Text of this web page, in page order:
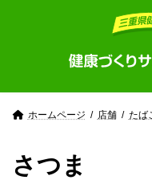
ホームページ 店舗 たば
さつま